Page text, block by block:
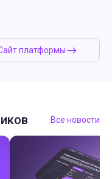
платформы
Все новости